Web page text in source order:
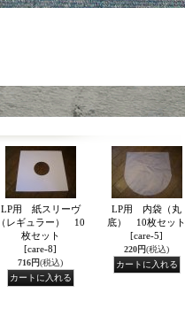
LP用 紙スリーヴ
（レギュラー） 10
枚セット
[care-8]
716円(税込)
LP用 内袋（丸
底） 10枚セット
[care-5]
220円(税込)